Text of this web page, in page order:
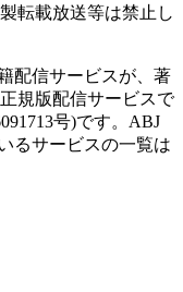
転載放送等は禁止し
配信サービスが、著
規版配信サービスで
号)です。ABJ
るサービスの一覧は